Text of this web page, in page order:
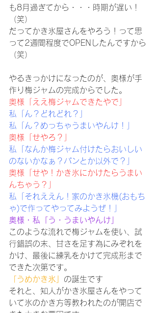
も8月過ぎてから・・・時期が遅い！
（笑）
だってかき氷屋さんをやろう！って思
って2週間程度でOPENしたんですから
（笑）
やるきっかけになったのが、奥様が手
作り梅ジャムの完成からでした。
奥様「ええ梅ジャムできたやで」
私「ん？どれどれ？」
私「ん？めっちゃうまいやんけ！」
奥様「せやろ？」
私「なんか梅ジャム付けたらおいしい
のないかなぁ？パンとか以外で？」
奥様「せや！かき氷にかけたらうまい
んちゃう？」
私「それええん！家のかき氷機(おもち
ゃ)で作ってやってみようぜ！」
奥様・私「う・うまいやんけ」
このような流れで梅ジャムを使い、試
行錯誤の末、甘さを足す為にみぞれを
かけ、最後に練乳をかけて完成形まで
できた次第です。
「うめかき氷」 の誕生です
それと、知人がかき氷屋さんをやって
いて氷のかき方等教われたのが開店で